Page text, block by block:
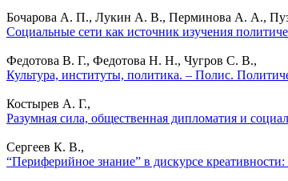
Бочарова А. П., Лукин А. В., Перминова А. А.,
Социальные сети как источник изучения
Федотова В. Г., Федотова Н. Н., Чугров С. В.,
Культура, институты, политика. – Полис.
Костырев А. Г.,
Разумная сила, общественная дипломатия и
Сергеев К. В.,
“Периферийное знание” в дискурсе